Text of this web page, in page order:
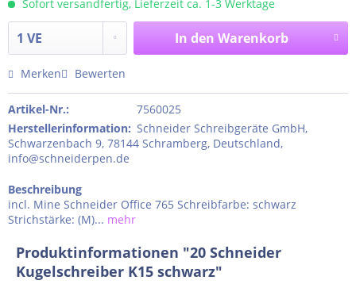
Sofort versandfertig, Lieferzeit ca. 1-3 Werktage
In den Warenkorb
Merken Bewerten
Artikel-Nr.:
7560025
Herstellerinformation: Schneider Schreibgeräte GmbH,
Schwarzenbach 9, 78144 Schramberg, Deutschland,
info@schneiderpen.de
Beschreibung
incl. Mine Schneider Office 765 Schreibfarbe: schwarz
Strichstärke: (M)... mehr
Produktinformationen "20 Schneider
Kugelschreiber K15 schwarz"